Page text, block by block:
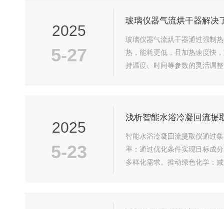
2025
5-27
玻璃仪器气流烘干器解决
玻璃仪器气流烘干器通过强制
热，能耗更低，且加热速度快
持温度、时间等参数的灵活调
2025
5-23
浅析智能水浴冷凝回流提
智能水浴冷凝回流提取仪通过
率：通过优化条件实现目标成
多样化需求。推动绿色化学：